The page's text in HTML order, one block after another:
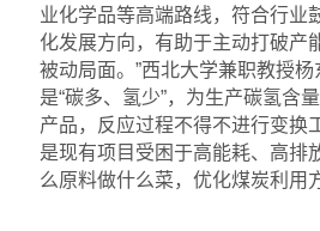
业化学品等高端路线，符合行业
化发展方向，有助于主动打破产
被动局面。”西北大学兼职教授
是“碳多、氢少”，为生产碳氢含
产品，反应过程不得不进行变换
是现有项目受困于高能耗、高排
么原料做什么菜，优化煤炭利用